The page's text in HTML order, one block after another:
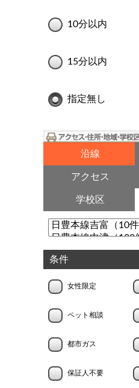
10分以内
15分以内
指定無し
沿線
アクセス
学校区
条件
女性限定
ペット相談
都市ガス
保証人不要